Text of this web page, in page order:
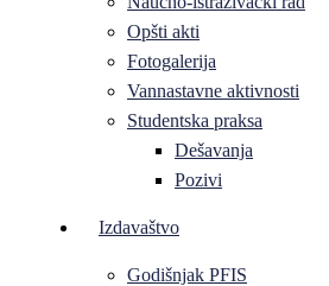
Opšti akti
Fotogalerija
Vannastavne aktivnosti
Studentska praksa
Dešavanja
Pozivi
Izdavaštvo
Godišnjak PFIS